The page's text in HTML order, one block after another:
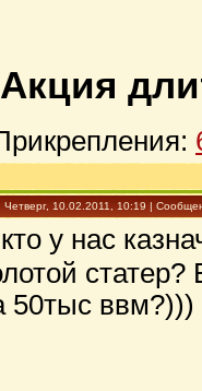
Акция
Четверг, 10.02.2011, 10:19 |
у нас
50тыс ввм?)))